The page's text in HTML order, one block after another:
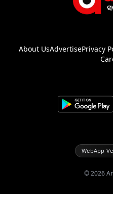
About UsAdvertisePrivacy
WebApp
©2026